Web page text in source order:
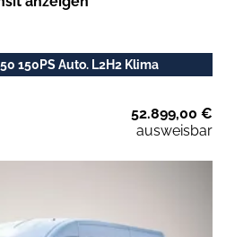
150PS Auto. L2H2 Klima
52.899,00 €
ausweisbar